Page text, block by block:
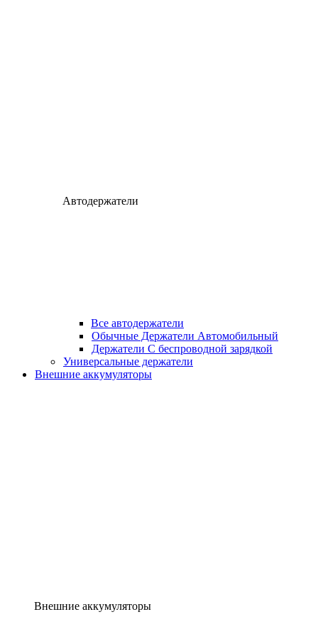
Автодержатели
Все автодержатели
Обычные Держатели Автомобильный
Держатели С беспроводной зарядкой
Универсальные держатели
Внешние аккумуляторы
Внешние аккумуляторы